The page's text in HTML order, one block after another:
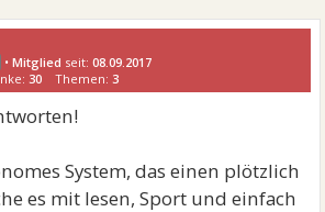
•Mitglied seit:08.09.2017
30 Themen:3
System, das einen plötzlich
es mit lesen, Sport und einfach